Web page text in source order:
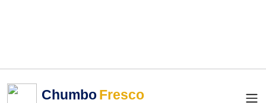
ChumboFresco